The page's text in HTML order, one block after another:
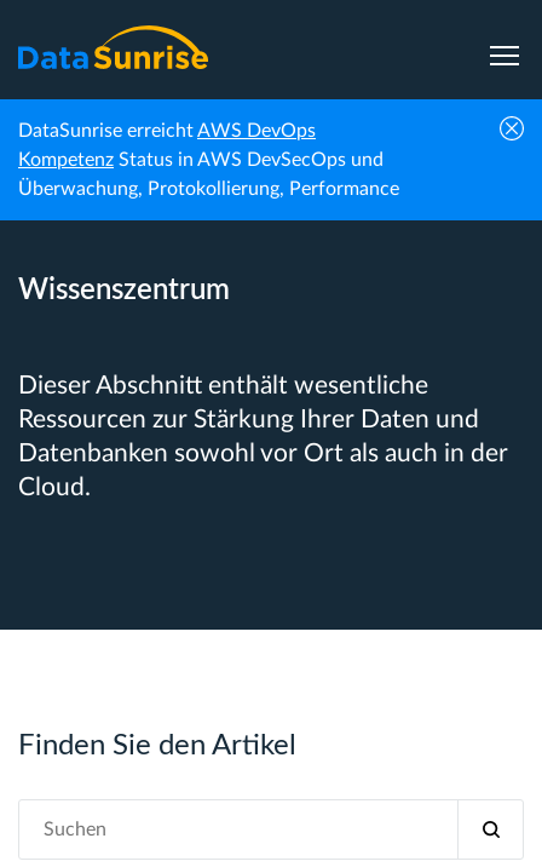
DataSunrise erreichtAWS DevOps
Kompetenz Status in AWS DevSecOps und
Überwachung, Protokollierung, Performance
Startseite Wissenszentrum
Wissenszentrum
Dieser Abschnitt enthält wesentliche
Ressourcen zur Stärkung Ihrer Daten und
Datenbanken sowohl vor Ort als auch in der
Cloud.
Finden Sie den Artikel